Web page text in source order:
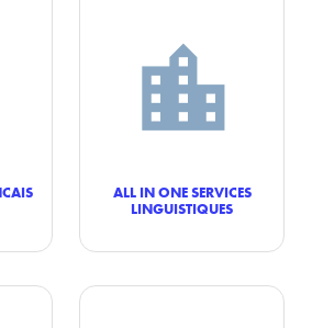
ALL IN ONE SERVICES
LINGUISTIQUES